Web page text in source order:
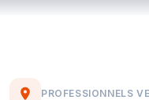
PROFESSIONNELS